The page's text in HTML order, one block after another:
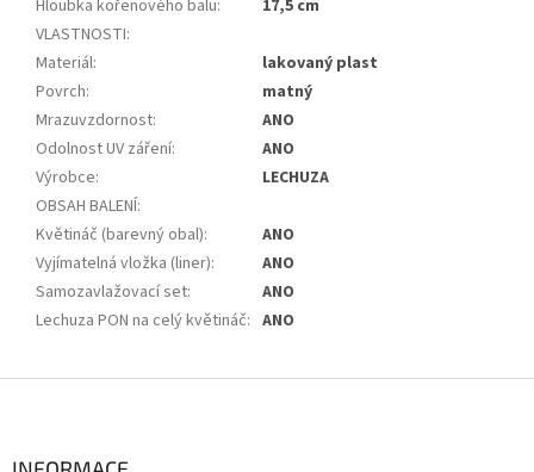
Hloubka kořenového balu:
17,5 cm
VLASTNOSTI:
Materiál:
lakovaný plast
Povrch:
matný
Mrazuvzdornost:
ANO
Odolnost UV záření:
ANO
Výrobce:
LECHUZA
OBSAH BALENÍ:
Květináč (barevný obal):
ANO
Vyjímatelná vložka (liner):
ANO
Samozavlažovací set:
ANO
Lechuza PON na celý květináč: ANO